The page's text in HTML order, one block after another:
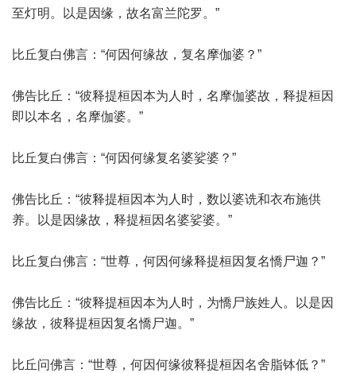
至灯明。以是因缘，故名富兰陀罗。”
比丘复白佛言：“何因何缘故，复名摩伽婆？”
佛告比丘：“彼释提桓因本为人时，名摩伽婆故，释提桓因
即以本名，名摩伽婆。”
比丘复白佛言：“何因何缘复名婆娑婆？”
佛告比丘：“彼释提桓因本为人时，数以婆诜和衣布施供
养。以是因缘故，释提桓因名婆娑婆。”
比丘复白佛言：“世尊，何因何缘释提桓因复名憍尸迦？”
佛告比丘：“彼释提桓因本为人时，为憍尸族姓人。以是因
缘故，彼释提桓因复名憍尸迦。”
比丘问佛言：“世尊，何因何缘彼释提桓因名舍脂钵低？”